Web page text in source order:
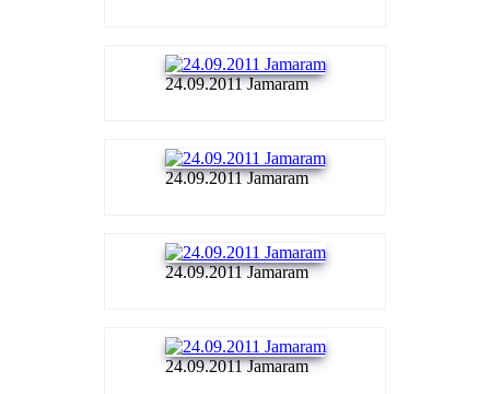
24.09.2011 Jamaram
24.09.2011 Jamaram
24.09.2011 Jamaram
24.09.2011 Jamaram